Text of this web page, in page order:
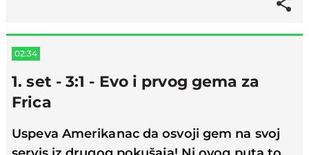
02:34
1. set - 3:1 - Evo i prvog gema za
Frica
Uspeva Amerikanac da osvoji gem na svoj